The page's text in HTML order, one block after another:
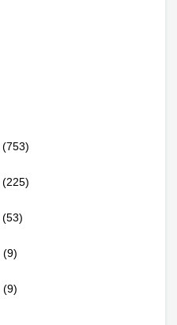
(753)
(225)
(53)
(9)
(9)